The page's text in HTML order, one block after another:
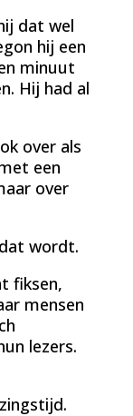
dat wel
hij een
minuut
Hij had al
over als
een
over
wordt.
fiksen,
mensen
lezers.